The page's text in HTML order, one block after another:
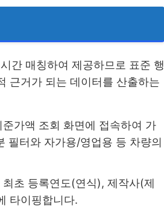
간 매칭하여 제공하므로 표준 행
근거가 되는 데이터를 산출하는
가액 조회 화면에 접속하여 가
필터와 자가용/영업용 등 차량의
초 등록연도(연식), 제작사(제
타이핑합니다.